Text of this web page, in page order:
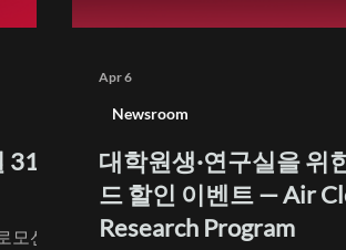
일
션
대학원생·연구실을 위
드 할인 이벤트 — Air
Research Program
Newsroom
Apr 6